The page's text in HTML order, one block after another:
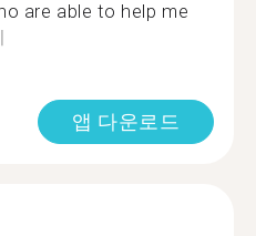
are able to help me
앱 다운로드